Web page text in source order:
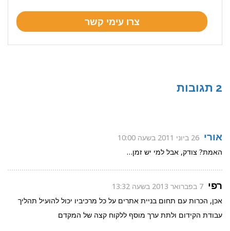
2 תגובות
אורי 26 ביוני 2011 בשעה 10:00
האמת? צודק, אבל למי יש זמן…
רפי 7 בפברואר 2013 בשעה 13:32
אכן, הכרות עם תחום בניית אתרים על כל מרכיביו יכול להועיל תהליך
עבודת הקידום ולתת ערך מוסף ללקוח קצה של המקדם